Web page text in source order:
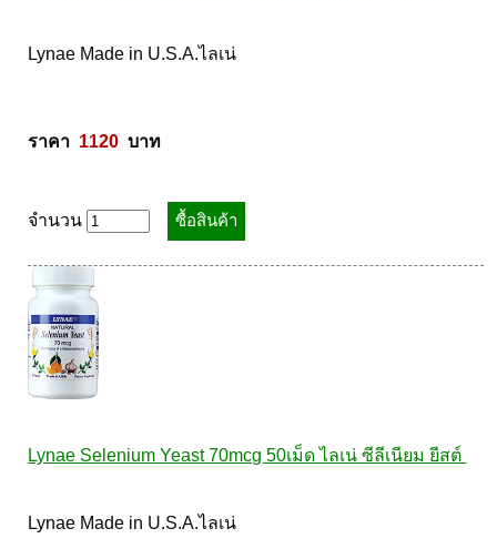
Lynae Made in U.S.A.ไลเน่
ราคา 1120
  บาท
จำนวน
Lynae Selenium Yeast 70mcg 50เม็ด ไลเน่ ซีลีเนียม ยีสต์
Lynae Made in U.S.A.ไลเน่